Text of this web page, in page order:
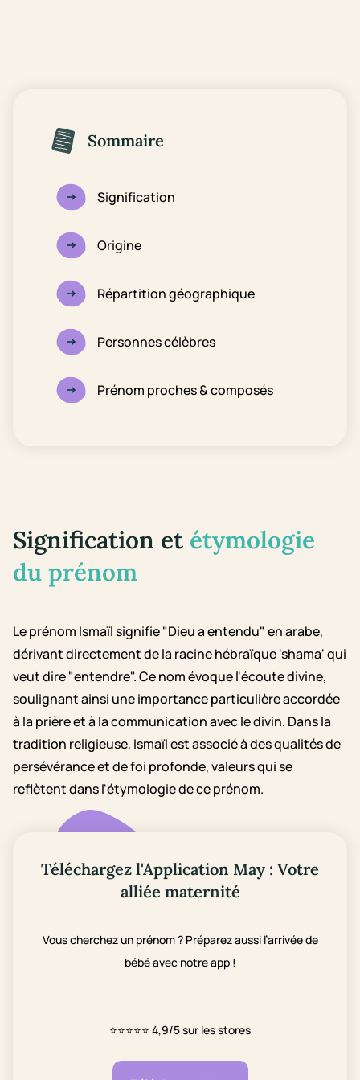
Sommaire
Signification
Origine
Répartition géographique
Personnes célèbres
Prénom proches & composés
Signification et étymologie
du prénom
Le prénom Ismaïl signifie "Dieu a entendu" en arabe,
dérivant directement de la racine hébraïque 'shama' qui
veut dire "entendre". Ce nom évoque l'écoute divine,
soulignant ainsi une importance particulière accordée
à la prière et à la communication avec le divin. Dans la
tradition religieuse, Ismaïl est associé à des qualités de
persévérance et de foi profonde, valeurs qui se
reflètent dans l'étymologie de ce prénom.
Téléchargez l'Application May : Votre
alliée maternité
Vous cherchez un prénom ? Préparez aussi l’arrivée de
bébé avec notre app !
⭐⭐⭐⭐⭐ 4,9/5 sur les stores